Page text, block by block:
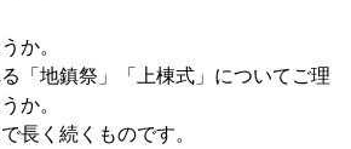
か。
「地鎮祭」「上棟式」についてご理
か。
長く続くものです。